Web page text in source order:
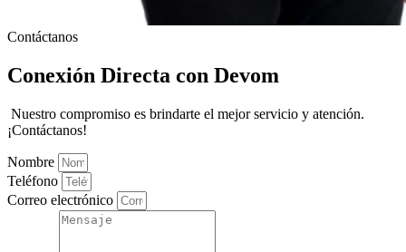
Contáctanos
Conexión Directa con Devom
Nuestro compromiso es brindarte el mejor servicio y atención.
¡Contáctanos!
Nombre
Teléfono
Correo electrónico